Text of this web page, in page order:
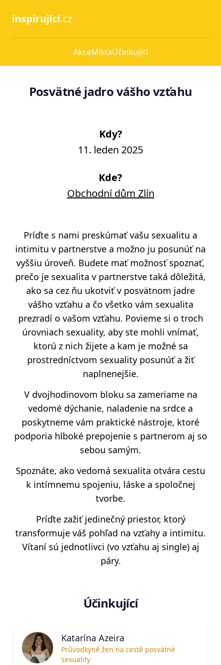
inspirující.cz
AkceMístaÚčinkující
Posvätné jadro vášho vzťahu
Kdy?
11. leden 2025
Kde?
Obchodní dům Zlín
Príďte s nami preskúmať vašu sexualitu a
intimitu v partnerstve a možno ju posunúť na
vyššiu úroveň. Budete mať možnosť spoznať,
prečo je sexualita v partnerstve taká dôležitá,
ako sa cez ňu ukotviť v posvätnom jadre
vášho vzťahu a čo všetko vám sexualita
prezradí o vašom vzťahu. Povieme si o troch
úrovniach sexuality, aby ste mohli vnímať,
ktorú z nich žijete a kam je možné sa
prostredníctvom sexuality posunúť a žiť
naplnenejšie.
V dvojhodinovom bloku sa zameriame na
vedomé dýchanie, naladenie na srdce a
poskytneme vám praktické nástroje, ktoré
podporia hlboké prepojenie s partnerom aj so
sebou samým.
Spoznáte, ako vedomá sexualita otvára cestu
k intímnemu spojeniu, láske a spoločnej
tvorbe.
Príďte zažiť jedinečný priestor, ktorý
transformuje váš pohľad na vzťahy a intimitu.
Vítaní sú jednotlivci (vo vzťahu aj single) aj
páry.
Účinkující
Katarína Azeira
Průvodkyně žen na cestě posvátné
sexuality